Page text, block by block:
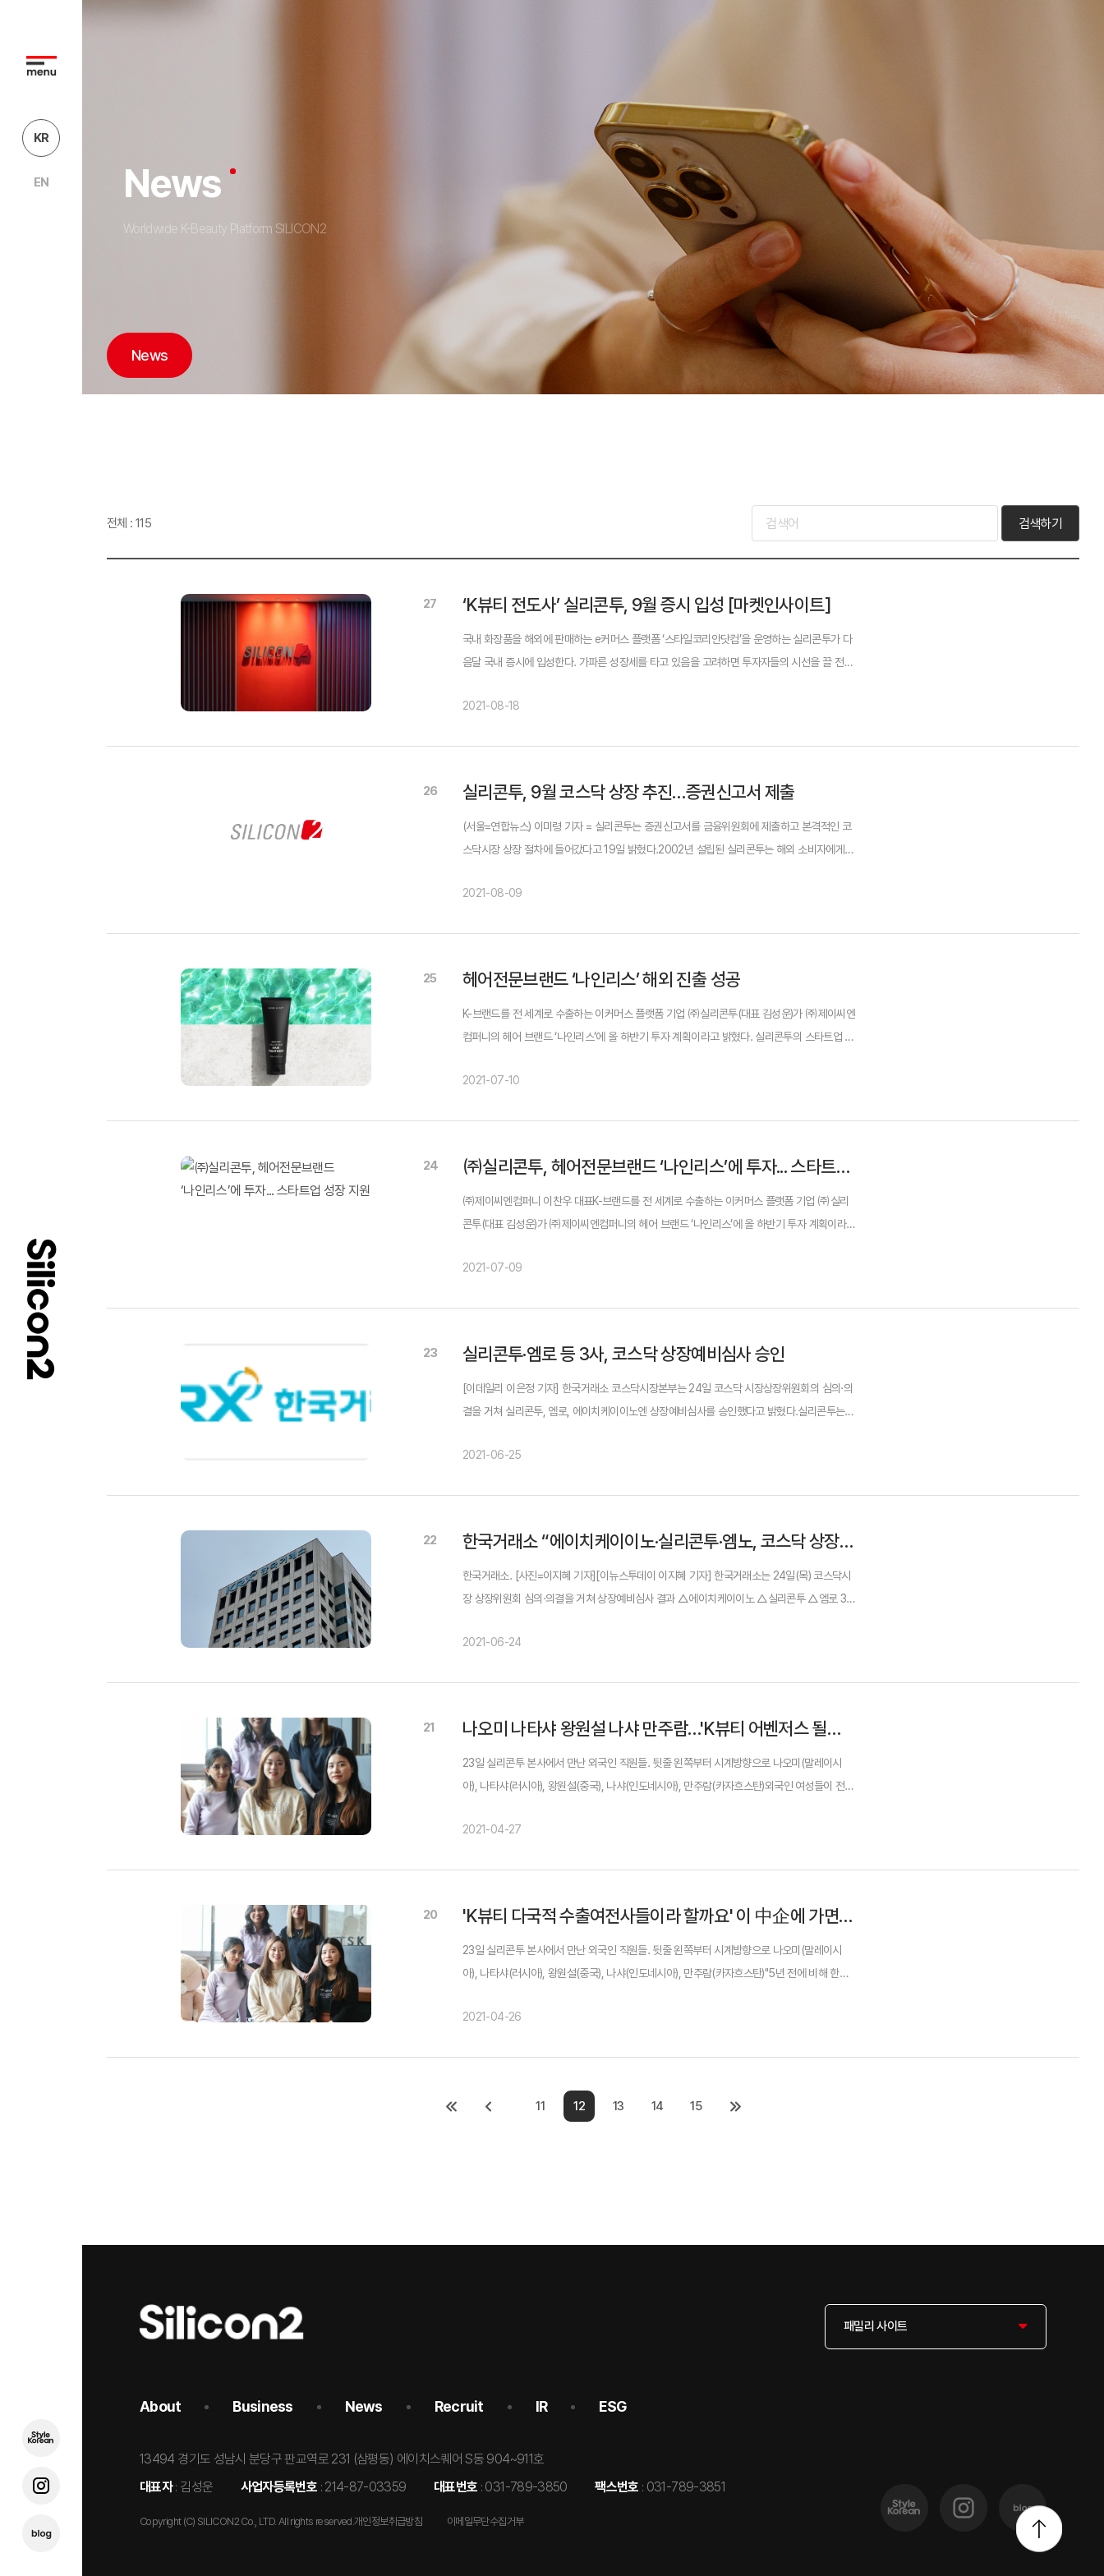
KR
EN News
Worldwide K-Beauty Platform SILICON2
News
전체 : 115 검색하기
27 ‘K뷰티 전도사’ 실리콘투, 9월 증시 입성 [마켓인사이트]
국내 화장품을 해외에 판매하는 e커머스 플랫폼 ‘스타일코리안닷컴’을 운영하는 실리콘투가 다
음달 국내 증시에 입성한다. 가파른 성장세를 타고 있음을 고려하면 투자자들의 시선을 끌 전망
2021-08-18
26 실리콘투, 9월 코스닥 상장 추진…증권신고서 제출
(서울=연합뉴스) 이미령 기자 = 실리콘투는 증권신고서를 금융위원회에 제출하고 본격적인 코
스닥시장 상장 절차에 들어갔다고 19일 밝혔다.2002년 설립된 실리콘투는 해외 소비자에게
2021-08-09
25 헤어전문브랜드 ‘나인리스’ 해외 진출 성공
K-브랜드를 전 세계로 수출하는 이커머스 플랫폼 기업 ㈜실리콘투(대표 김성운)가 ㈜제이씨엔
컴퍼니의 헤어 브랜드 ‘나인리스’에 올 하반기 투자 계획이라고 밝혔다. 실리콘투의 스타트업 투
2021-07-10
24 ㈜실리콘투, 헤어전문브랜드 ‘나인리스’에 투자... 스타트업 성장 지원
㈜제이씨엔컴퍼니 이찬우 대표K-브랜드를 전 세계로 수출하는 이커머스 플랫폼 기업 ㈜실리
콘투(대표 김성운)가 ㈜제이씨엔컴퍼니의 헤어 브랜드 ‘나인리스’에 올 하반기 투자 계획이라
2021-07-09
23 실리콘투·엠로 등 3사, 코스닥 상장예비심사 승인
[이데일리 이은정 기자] 한국거래소 코스닥시장본부는 24일 코스닥 시장상장위원회의 심의·의
결을 거쳐 실리콘투, 엠로, 에이치케이이노엔 상장예비심사를 승인했다고 밝혔다.실리콘투는
삼성증...
2021-06-25
22 한국거래소 “에이치케이이노·실리콘투·엠노, 코스닥 상장예비심사 승인”
한국거래소. [사진=이지혜 기자][이뉴스투데이 이지혜 기자] 한국거래소는 24일(목) 코스닥시
장 상장위원회 심의·의결을 거쳐 상장예비심사 결과 △에이치케이이노 △실리콘투 △엠로 3
2021-06-24
21 나오미 나타샤 왕원설 나샤 만주람…'K뷰티 어벤저스 될래요'
23일 실리콘투 본사에서 만난 외국인 직원들. 뒷줄 왼쪽부터 시계방향으로 나오미(말레이시
아), 나타샤(러시아), 왕원설(중국), 나샤(인도네시아), 만주람(카자흐스탄)외국인 여성들이 전체
는...
2021-04-27
20 'K뷰티 다국적 수출여전사들이라 할까요' 이 中企에 가면 일곱나라 여성을 만난다
23일 실리콘투 본사에서 만난 외국인 직원들. 뒷줄 왼쪽부터 시계방향으로 나오미(말레이시
아), 나타샤(러시아), 왕원설(중국), 나샤(인도네시아), 만주람(카자흐스탄)"5년 전에 비해 한국
2021-04-26
11 12 13 14 15
패밀리 사이트
About Business News Recruit IR ESG
13494 경기도 성남시 분당구 판교역로 231 (삼평동) 에이치스퀘어 S동 904~911호
대표자: 김성운 사업자등록번호 : 214-87-03359 대표번호 : 031-789-3850 팩스번호 : 031-789-3851
Copyright (C) SILICON2 Co., LTD. All rights reserved.개인정보취급방침 이메일무단수집거부